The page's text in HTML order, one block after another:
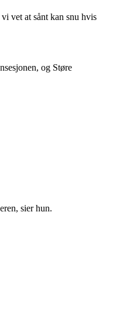
vet at sånt kan snu hvis
og Støre
sier hun.